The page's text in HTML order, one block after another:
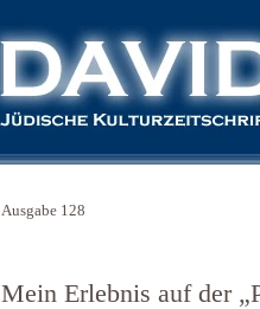
Ausgabe 128
Mein Erlebnis auf der